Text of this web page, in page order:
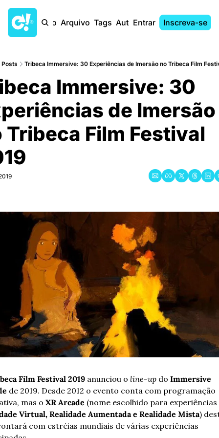
Início Arquivo Tags AutoresEntrar Inscreva-se
Posts Tribeca Immersive: 30 Experiências de Imersão no Tribeca Film
Immersive: 30
de Imersão
Tribeca Film Festival
Film Festival 2019 anunciou o line-up do Immersive
de 2019. Desde 2012 o evento conta com programação
mas o XR Arcade
Virtual, Realidade Aumentada e Realidade Mista)
com estréias mundiais de várias experiências